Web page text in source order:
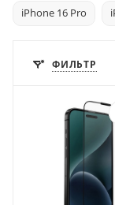
iPhone 16 Pro
ФИЛЬТР